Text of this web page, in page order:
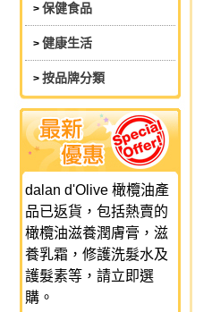
> 保健食品
> 健康生活
> 按品牌分類
dalan d'Olive 橄欖油產
品已返貨，包括熱賣的
橄欖油滋養潤膚膏，滋
養乳霜，修護洗髮水及
護髮素等，請立即選
購。